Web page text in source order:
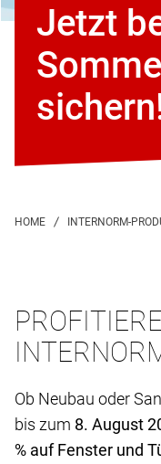
Jetzt
Ob Neubau oder
bis zum 8. August
% auf Fenster und